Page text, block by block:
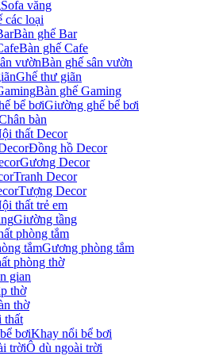
Sofa văng
các loại
Bàn ghế Bar
Bàn ghế Cafe
Bàn ghế sân vườn
Ghế thư giãn
Bàn ghế Gaming
Giường ghế bể bơi
bàn
thất Decor
Đồng hồ Decor
Gương Decor
Tranh Decor
Tượng Decor
thất trẻ em
Giường tầng
phòng tắm
Gương phòng tắm
phòng thờ
gian
thờ
thờ
thất
Khay nổi bể bơi
Ô dù ngoài trời